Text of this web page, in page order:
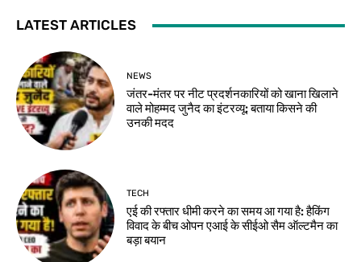
LATEST ARTICLES
NEWS
जंतर-मंतर पर नीट प्रदर्शनकारियों को खाना खिलाने
वाले मोहम्मद जुनैद का इंटरव्यू: बताया किसने की
उनकी मदद
TECH
एई की रफ्तार धीमी करने का समय आ गया है: हैकिंग
विवाद के बीच ओपन एआई के सीईओ सैम ऑल्टमैन का
बड़ा बयान